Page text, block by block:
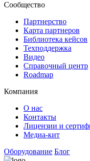
Сообщество
Партнерство
Карта партнеров
Библиотека кейсов
Техподдержка
Видео
Справочный центр
Roadmap
Компания
О нас
Контакты
Лицензии и
Медиа-кит
Оборудование Блог